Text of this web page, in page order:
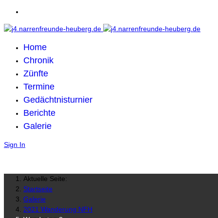
Home
Chronik
Zünfte
Termine
Gedächtnisturnier
Berichte
Galerie
Sign In
Aktuelle Seite:
Startseite
Galerie
2021 Wanderung NFH